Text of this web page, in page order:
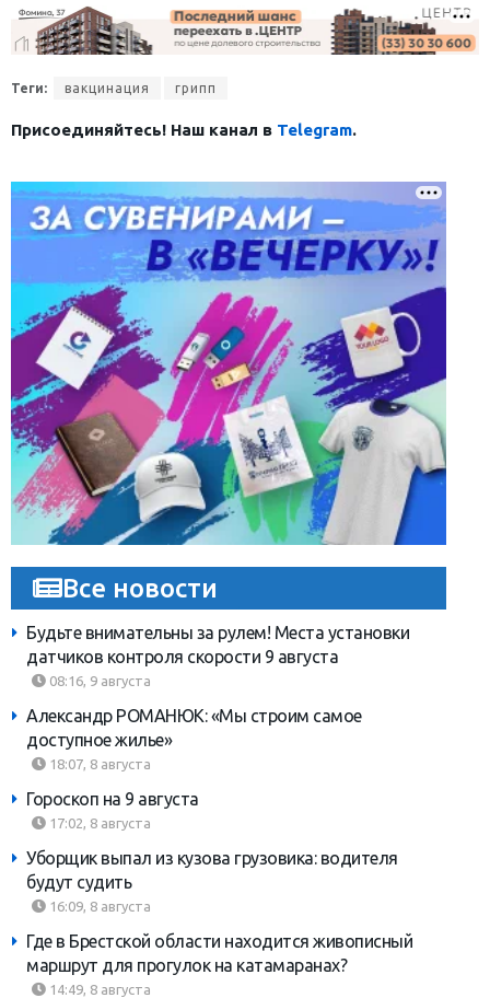
Теги: вакцинация грипп
Присоединяйтесь! Наш канал в Telegram.
Все новости
Будьте внимательны за рулем! Места установки
датчиков контроля скорости 9 августа
08:16, 9 августа
Александр РОМАНЮК: «Мы строим самое
доступное жилье»
18:07, 8 августа
Гороскоп на 9 августа
17:02, 8 августа
Уборщик выпал из кузова грузовика: водителя
будут судить
16:09, 8 августа
Где в Брестской области находится живописный
маршрут для прогулок на катамаранах?
14:49, 8 августа